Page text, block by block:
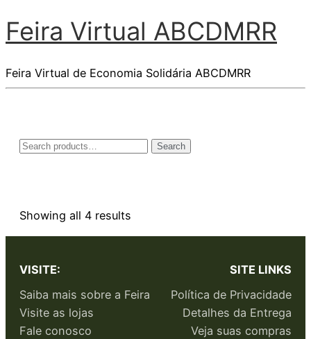
Feira Virtual ABCDMRR
Feira Virtual de Economia Solidária ABCDMRR
Search
Showing all 4 results
VISITE:
Saiba mais sobre a Feira
Visite as lojas
Fale conosco
SITE LINKS
Política de Privacidade
Detalhes da Entrega
Veja suas compras